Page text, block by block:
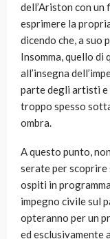
dell’Ariston con
esprimere la
dicendo che, a suo
Insomma, quello di
all’insegna
parte degli artisti
troppo spesso
ombra.
A questo punto,
serate per
ospiti in
impegno civile sul
opteranno per un
ed esclusivamente